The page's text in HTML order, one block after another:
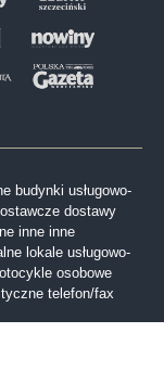
budynki usługowo-
dostawy
inne inne
lokale usługowo-
osobowe
telefon/fax